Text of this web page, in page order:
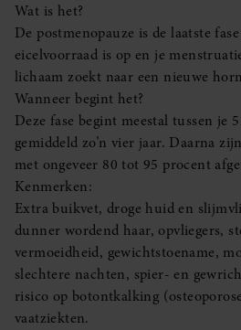
Wat is het?
De postmenopauze is de laatste
eicelvoorraad is op en je
lichaam zoekt naar een nieuwe
Wanneer begint het?
Deze fase begint meestal tussen je
gemiddeld zo’n vier jaar. Daarna
met ongeveer 80 tot 95 procent
Kenmerken:
Extra buikvet, droge huid en
dunner wordend haar, opvliegers,
vermoeidheid, gewichtstoename,
slechtere nachten, spier- en
risico op botontkalking
vaatziekten.